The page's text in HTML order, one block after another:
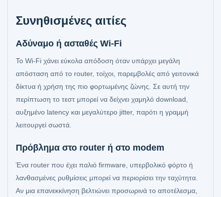
Συνηθισμένες αιτίες
Αδύναμο ή ασταθές Wi‑Fi
Το Wi‑Fi χάνει εύκολα απόδοση όταν υπάρχει μεγάλη
απόσταση από το router, τοίχοι, παρεμβολές από γειτονικά
δίκτυα ή χρήση της πιο φορτωμένης ζώνης. Σε αυτή την
περίπτωση το τεστ μπορεί να δείχνει χαμηλό download,
αυξημένο latency και μεγαλύτερο jitter, παρότι η γραμμή
λειτουργεί σωστά.
Πρόβλημα στο router ή στο modem
Ένα router που έχει παλιό firmware, υπερβολικό φόρτο ή
λανθασμένες ρυθμίσεις μπορεί να περιορίσει την ταχύτητα.
Αν μια επανεκκίνηση βελτιώνει προσωρινά το αποτέλεσμα,